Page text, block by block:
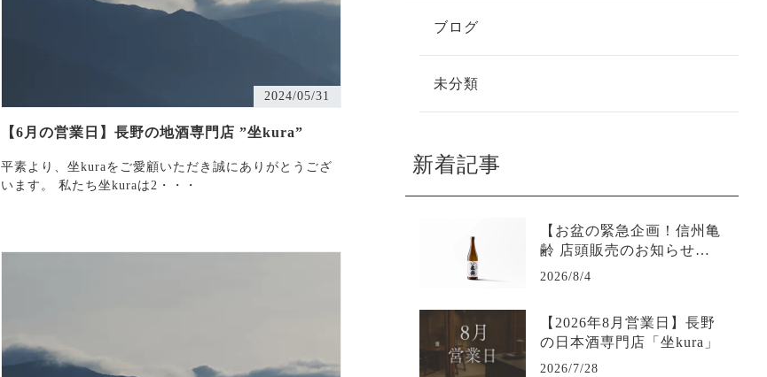
2024/05/31
【6月の営業日】長野の地酒専門店 ”坐kura”
平素より、坐kuraをご愛顧いただき誠にありがとうござ
います。 私たち坐kuraは2・・・
ブログ
未分類
新着記事
【お盆の緊急企画！信州亀
齢 店頭販売のお知らせ】L
INE限定で購入可能-日本酒
2026/8/4
【2026年8月営業日】長野
の日本酒専門店「坐kura」
2026/7/28